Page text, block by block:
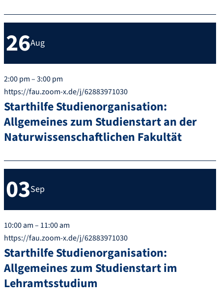
26Aug
2:00 pm – 3:00 pm
Starthilfe Studienorganisation:
Allgemeines zum Studienstart an der
Naturwissenschaftlichen Fakultät
https://fau.zoom-x.de/j/62883971030
03Sep
10:00 am – 11:00 am
Starthilfe Studienorganisation:
Allgemeines zum Studienstart im
Lehramtsstudium
https://fau.zoom-x.de/j/62883971030